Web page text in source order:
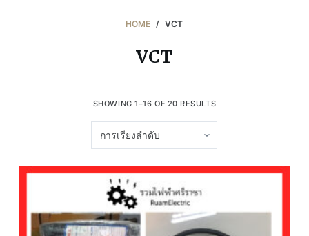
HOME / VCT
VCT
SHOWING 1–16 OF 20 RESULTS